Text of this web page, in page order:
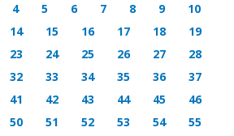
4 5 6 7 8 9
10
14 15 16 17 18
19
23 24 25 26 27
28
32 33 34 35 36
37
41 42 43 44 45
46
50 51 52 53 54
55